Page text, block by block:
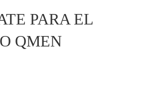
PARA EL
QMEN